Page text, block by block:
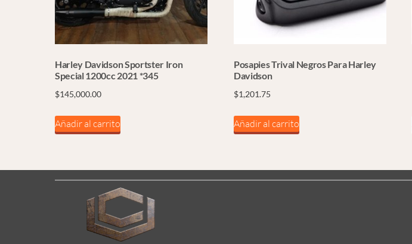
Harley Davidson Sportster Iron
Special 1200cc 2021 *345
$145,000.00
Añadir al carrito
Posapies Trival Negros Para Harley
Davidson
$1,201.75
Añadir al carrito